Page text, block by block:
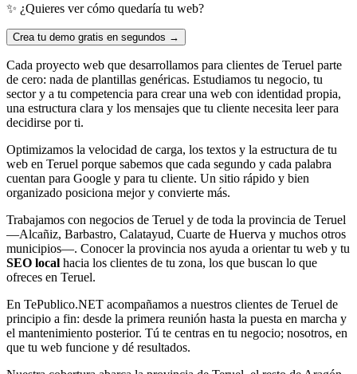
✨ ¿Quieres ver cómo quedaría tu web?
Crea tu demo gratis en segundos →
Cada proyecto web que desarrollamos para clientes de Teruel parte
de cero: nada de plantillas genéricas. Estudiamos tu negocio, tu
sector y a tu competencia para crear una web con identidad propia,
una estructura clara y los mensajes que tu cliente necesita leer para
decidirse por ti.
Optimizamos la velocidad de carga, los textos y la estructura de tu
web en Teruel porque sabemos que cada segundo y cada palabra
cuentan para Google y para tu cliente. Un sitio rápido y bien
organizado posiciona mejor y convierte más.
Trabajamos con negocios de Teruel y de toda la provincia de Teruel
—Alcañiz, Barbastro, Calatayud, Cuarte de Huerva y muchos otros
municipios—. Conocer la provincia nos ayuda a orientar tu web y tu
SEO local hacia los clientes de tu zona, los que buscan lo que
ofreces en Teruel.
En TePublico.NET acompañamos a nuestros clientes de Teruel de
principio a fin: desde la primera reunión hasta la puesta en marcha y
el mantenimiento posterior. Tú te centras en tu negocio; nosotros, en
que tu web funcione y dé resultados.